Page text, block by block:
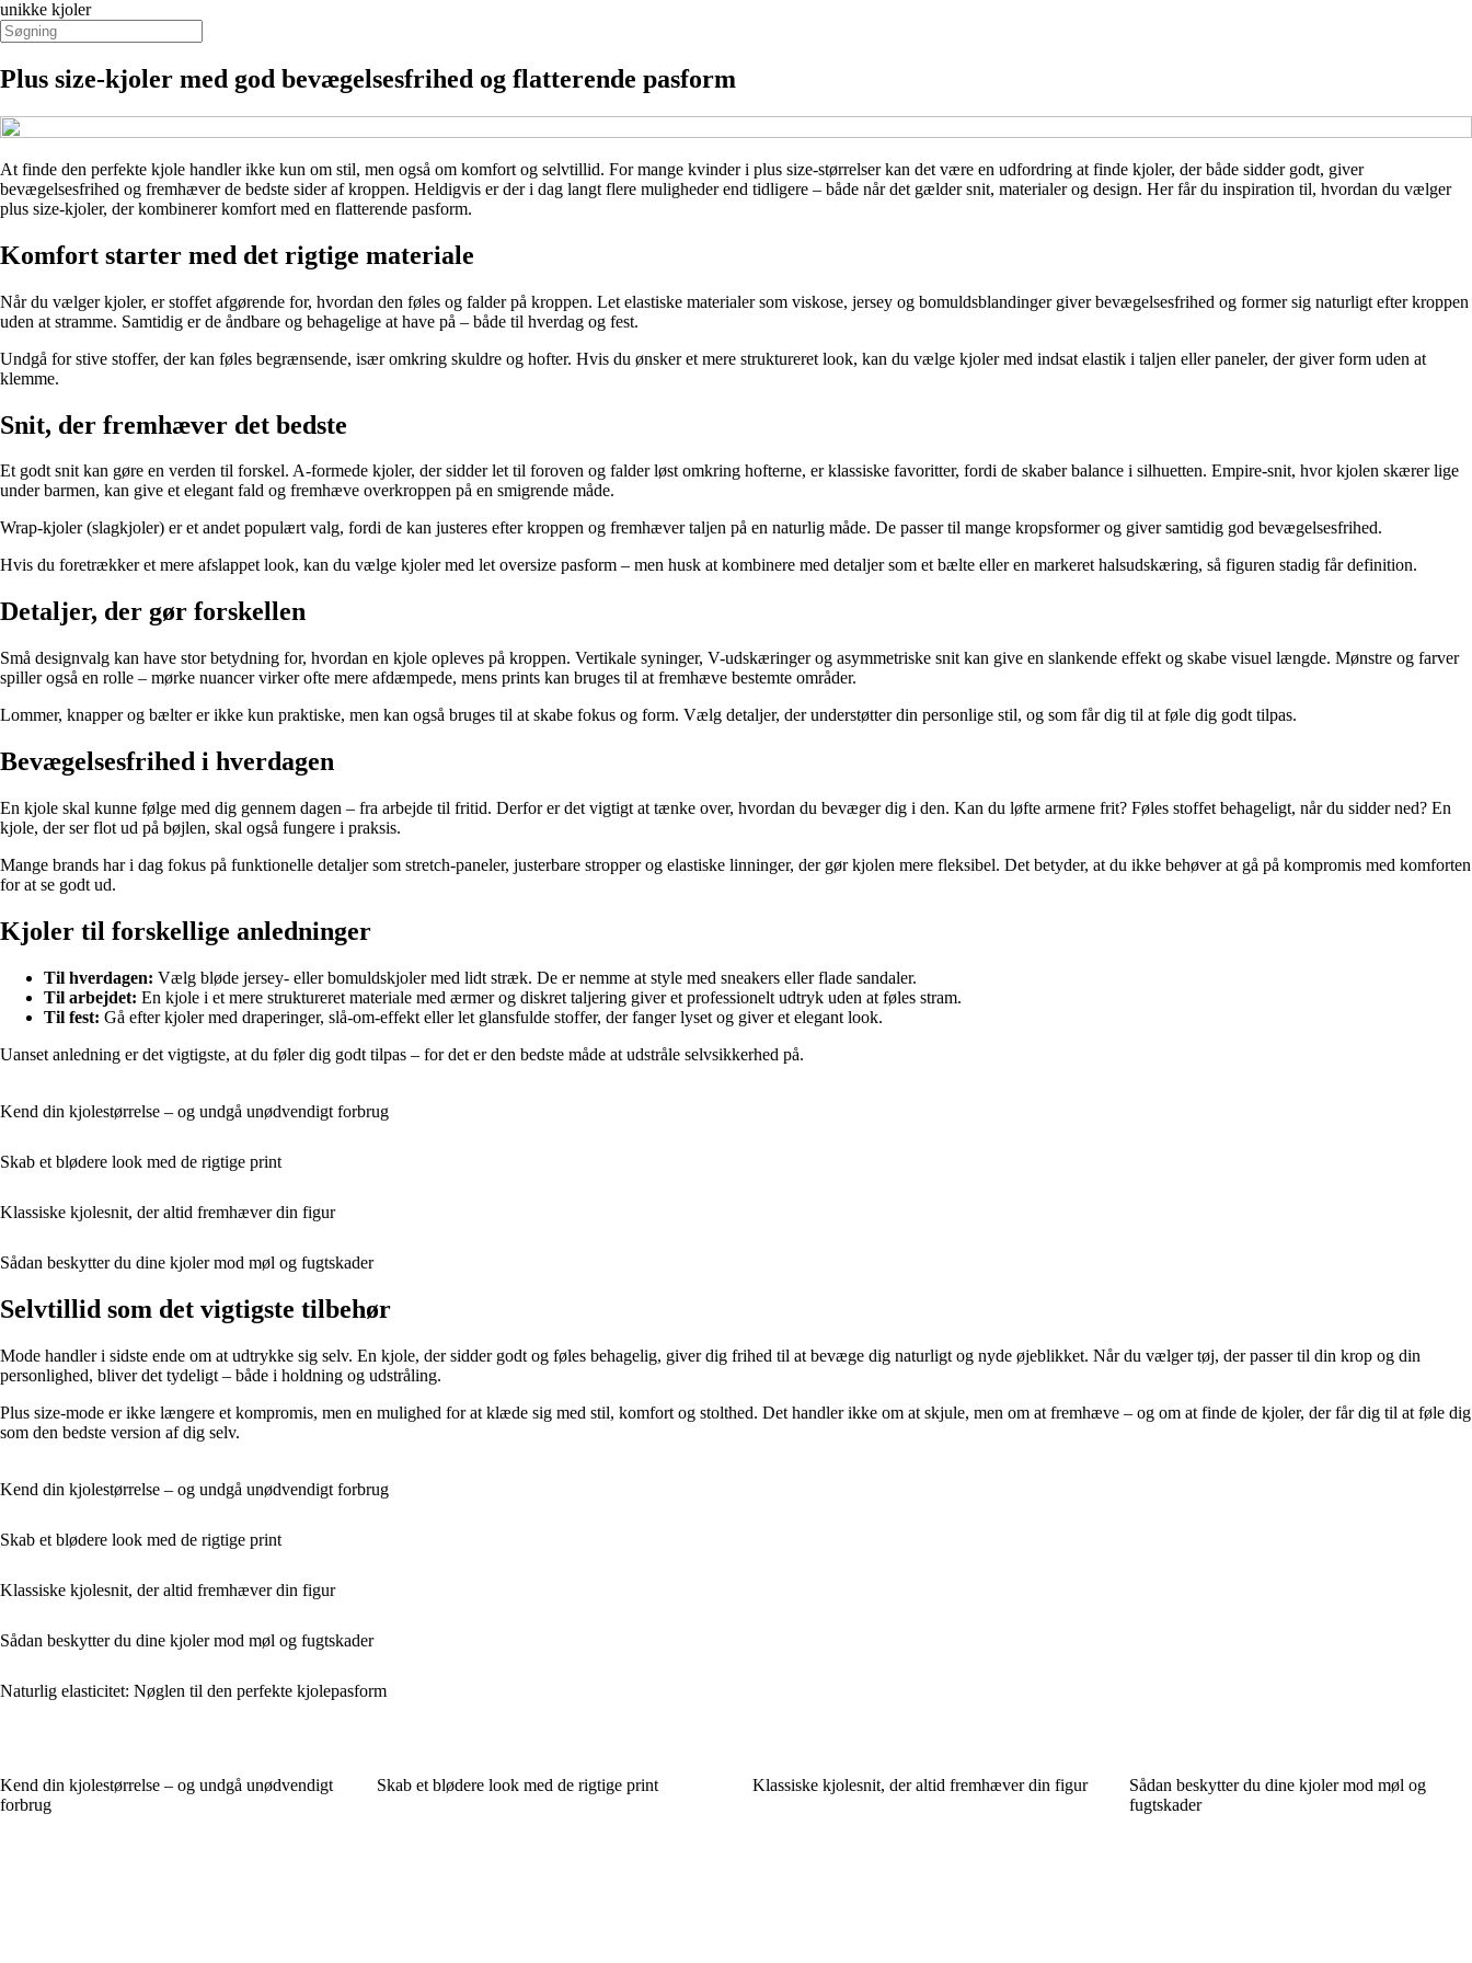
unikke kjoler
Plus size-kjoler med god bevægelsesfrihed og flatterende pasform
At finde den perfekte kjole handler ikke kun om stil, men også om komfort og selvtillid. For mange kvinder i plus size-størrelser kan det være en udfordring at finde kjoler, der både sidder godt, giver
bevægelsesfrihed og fremhæver de bedste sider af kroppen. Heldigvis er der i dag langt flere muligheder end tidligere – både når det gælder snit, materialer og design. Her får du inspiration til, hvordan du vælger
plus size-kjoler, der kombinerer komfort med en flatterende pasform.
Komfort starter med det rigtige materiale
Når du vælger kjoler, er stoffet afgørende for, hvordan den føles og falder på kroppen. Let elastiske materialer som viskose, jersey og bomuldsblandinger giver bevægelsesfrihed og former sig naturligt efter kroppen
uden at stramme. Samtidig er de åndbare og behagelige at have på – både til hverdag og fest.
Undgå for stive stoffer, der kan føles begrænsende, især omkring skuldre og hofter. Hvis du ønsker et mere struktureret look, kan du vælge kjoler med indsat elastik i taljen eller paneler, der giver form uden at
klemme.
Snit, der fremhæver det bedste
Et godt snit kan gøre en verden til forskel. A-formede kjoler, der sidder let til foroven og falder løst omkring hofterne, er klassiske favoritter, fordi de skaber balance i silhuetten. Empire-snit, hvor kjolen skærer lige
under barmen, kan give et elegant fald og fremhæve overkroppen på en smigrende måde.
Wrap-kjoler (slagkjoler) er et andet populært valg, fordi de kan justeres efter kroppen og fremhæver taljen på en naturlig måde. De passer til mange kropsformer og giver samtidig god bevægelsesfrihed.
Hvis du foretrækker et mere afslappet look, kan du vælge kjoler med let oversize pasform – men husk at kombinere med detaljer som et bælte eller en markeret halsudskæring, så figuren stadig får definition.
Detaljer, der gør forskellen
Små designvalg kan have stor betydning for, hvordan en kjole opleves på kroppen. Vertikale syninger, V-udskæringer og asymmetriske snit kan give en slankende effekt og skabe visuel længde. Mønstre og farver
spiller også en rolle – mørke nuancer virker ofte mere afdæmpede, mens prints kan bruges til at fremhæve bestemte områder.
Lommer, knapper og bælter er ikke kun praktiske, men kan også bruges til at skabe fokus og form. Vælg detaljer, der understøtter din personlige stil, og som får dig til at føle dig godt tilpas.
Bevægelsesfrihed i hverdagen
En kjole skal kunne følge med dig gennem dagen – fra arbejde til fritid. Derfor er det vigtigt at tænke over, hvordan du bevæger dig i den. Kan du løfte armene frit? Føles stoffet behageligt, når du sidder ned? En
kjole, der ser flot ud på bøjlen, skal også fungere i praksis.
Mange brands har i dag fokus på funktionelle detaljer som stretch-paneler, justerbare stropper og elastiske linninger, der gør kjolen mere fleksibel. Det betyder, at du ikke behøver at gå på kompromis med komforten
for at se godt ud.
Kjoler til forskellige anledninger
Til hverdagen: Vælg bløde jersey- eller bomuldskjoler med lidt stræk. De er nemme at style med sneakers eller flade sandaler.
Til arbejdet: En kjole i et mere struktureret materiale med ærmer og diskret taljering giver et professionelt udtryk uden at føles stram.
Til fest: Gå efter kjoler med draperinger, slå-om-effekt eller let glansfulde stoffer, der fanger lyset og giver et elegant look.
Uanset anledning er det vigtigste, at du føler dig godt tilpas – for det er den bedste måde at udstråle selvsikkerhed på.
Kend din kjolestørrelse – og undgå unødvendigt forbrug
Skab et blødere look med de rigtige print
Klassiske kjolesnit, der altid fremhæver din figur
Sådan beskytter du dine kjoler mod møl og fugtskader
Selvtillid som det vigtigste tilbehør
Mode handler i sidste ende om at udtrykke sig selv. En kjole, der sidder godt og føles behagelig, giver dig frihed til at bevæge dig naturligt og nyde øjeblikket. Når du vælger tøj, der passer til din krop og din
personlighed, bliver det tydeligt – både i holdning og udstråling.
Plus size-mode er ikke længere et kompromis, men en mulighed for at klæde sig med stil, komfort og stolthed. Det handler ikke om at skjule, men om at fremhæve – og om at finde de kjoler, der får dig til at føle dig
som den bedste version af dig selv.
Kend din kjolestørrelse – og undgå unødvendigt forbrug
Skab et blødere look med de rigtige print
Klassiske kjolesnit, der altid fremhæver din figur
Sådan beskytter du dine kjoler mod møl og fugtskader
Naturlig elasticitet: Nøglen til den perfekte kjolepasform
Kend din kjolestørrelse – og undgå unødvendigt
forbrug
Skab et blødere look med de rigtige print Klassiske kjolesnit, der altid fremhæver din figur
Sådan beskytter du dine kjoler mod møl og
fugtskader